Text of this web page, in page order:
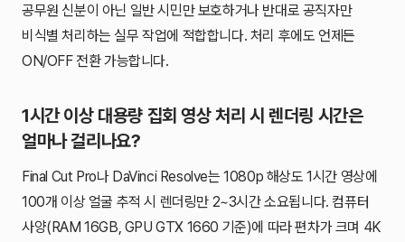
공무원 신분이 아닌 일반 시민만 보호하거나 반대로 공직자만
비식별 처리하는 실무 작업에 적합합니다. 처리 후에도 언제든
ON/OFF 전환 가능합니다.
1시간 이상 대용량 집회 영상 처리 시 렌더링 시간은
얼마나 걸리나요?
Final Cut Pro나 DaVinci Resolve는 1080p 해상도 1시간 영상에
100개 이상 얼굴 추적 시 렌더링만 2~3시간 소요됩니다. 컴퓨터
사양(RAM 16GB, GPU GTX 1660 기준)에 따라 편차가 크며 4K